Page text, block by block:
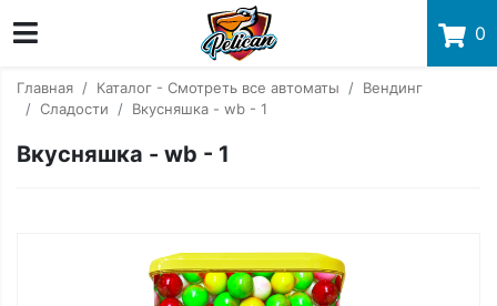
0
Главная Каталог - Смотреть все автоматы
Вендинг
Сладости
Вкусняшка - wb - 1
Вкусняшка - wb - 1